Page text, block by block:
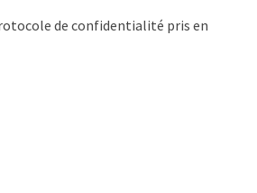
de confidentialité pris en